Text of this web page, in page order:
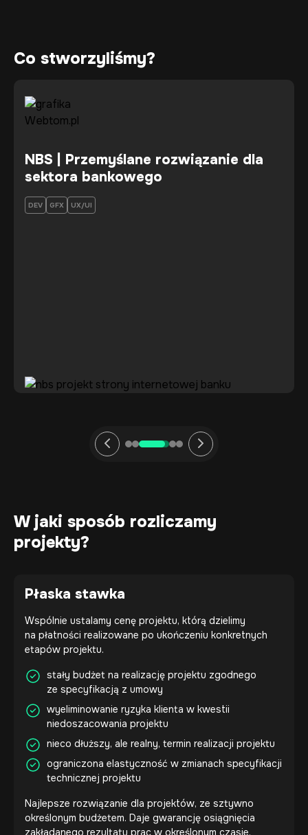
Co stworzyliśmy?
NBS | Przemyślane rozwiązanie dla
sektora bankowego
DEV GFX UX/UI
W jaki sposób rozliczamy
projekty?
Płaska stawka
Wspólnie ustalamy cenę projektu, którą dzielimy
na płatności realizowane po ukończeniu konkretnych
etapów projektu.
stały budżet na realizację projektu zgodnego
ze specyfikacją z umowy
wyeliminowanie ryzyka klienta w kwestii
niedoszacowania projektu
nieco dłuższy, ale realny, termin realizacji projektu
ograniczona elastyczność w zmianach specyfikacji
technicznej projektu
Najlepsze rozwiązanie dla projektów, ze sztywno
określonym budżetem. Daje gwarancję osiągnięcia
zakładanego rezultatu prac w określonym czasie.